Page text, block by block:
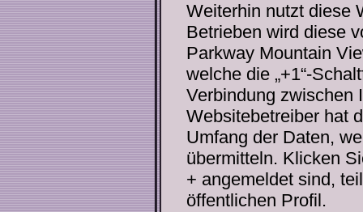
Weiterhin nutzt diese
Betrieben wird diese
Parkway Mountain
welche die „+1“-
Verbindung zwischen
Websitebetreiber hat
Umfang der Daten,
übermitteln. Klicken
+ angemeldet sind,
öffentlichen Profil.